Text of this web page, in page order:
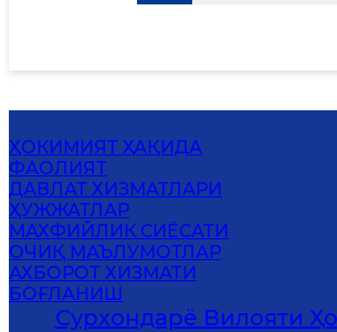
ҲОКИМИЯТ ҲАҚИДА
ФАОЛИЯТ
ДАВЛАТ ХИЗМАТЛАРИ
ҲУЖЖАТЛАР
MАХФИЙЛИК СИЁСАТИ
ОЧИҚ МАЪЛУМОТЛАР
АХБОРОТ ХИЗМАТИ
БОҒЛАНИШ
Сурхондарё Вилояти